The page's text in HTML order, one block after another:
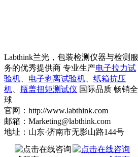
Labthink兰光，包装检测仪器与检测服
务的优秀提供商 专业生产电子拉力试
验机
电子剥离试验机
纸箱抗压
机
瓶盖扭矩测试仪 国际品质 畅销全
球
官网：http://www.labthink.com
邮箱：Marketing@labthink.com
地址：山东·济南市无影山路144号